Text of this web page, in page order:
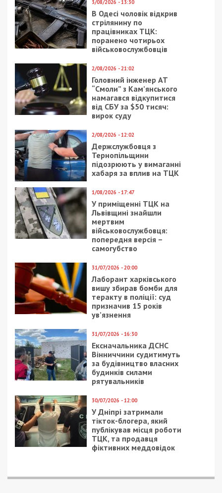
3/08/2026 - 13:30
В Одесі чоловік відкрив
стрілянину по
працівниках ТЦК:
поранено чотирьох
військовослужбовців
2/08/2026 - 21:02
Головний інженер АТ
“Смоли” з Кам’янського
намагався відкупитися
від СБУ за $50 тисяч:
вирок суду
2/08/2026 - 12:02
Держслужбовця з
Тернопільщини
підозрюють у вимаганні
хабаря за вплив на ТЦК
1/08/2026 - 17:47
У приміщенні ТЦК на
Львівщині знайшли
мертвим
військовослужбовця:
попередня версія –
самогубство
31/07/2026 - 20:00
Лаборант харківського
вишу збирав бомби для
теракту в поліції: суд
призначив 15 років
ув’язнення
31/07/2026 - 16:30
Ексначальника ДСНС
Вінниччини судитимуть
за будівництво власних
будинків силами
рятувальників
30/07/2026 - 12:00
У Дніпрі затримали
тікток-блогера, який
публікував місця роботи
ТЦК, та продавця
фіктивних меддовідок